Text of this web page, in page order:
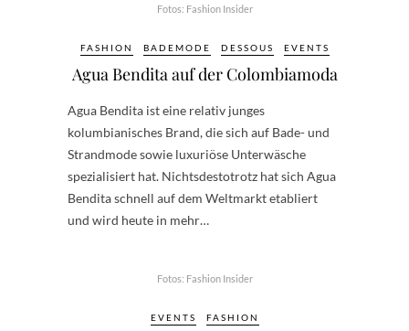
Fotos: Fashion Insider
FASHION BADEMODE DESSOUS EVENTS
Agua Bendita auf der Colombiamoda
Agua Bendita ist eine relativ junges
kolumbianisches Brand, die sich auf Bade- und
Strandmode sowie luxuriöse Unterwäsche
spezialisiert hat. Nichtsdestotrotz hat sich Agua
Bendita schnell auf dem Weltmarkt etabliert
und wird heute in mehr…
Fotos: Fashion Insider
EVENTS FASHION